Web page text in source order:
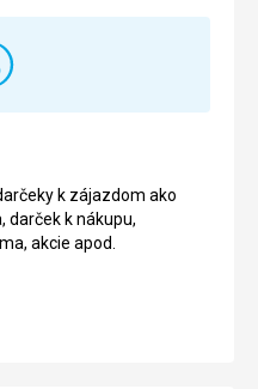
k zájazdom ako
darček k nákupu,
akcie apod.